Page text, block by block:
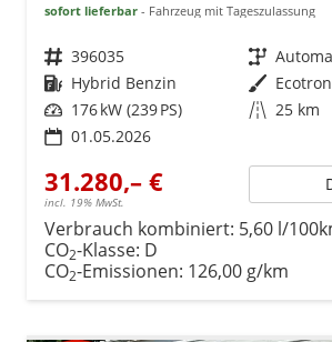
sofort lieferbar Fahrzeug mit Tageszulassung
Fahrzeugnr. 396035 Getriebe
Kraftstoff Hybrid Benzin Außenfarbe
Leistung 176 kW (239 PS) Kilometerstand 25 km
01.05.2026
31.280,– €
incl. 19% MwSt.
Verbrauch kombiniert: 5,60 l/
CO2-Klasse: D
CO2-Emissionen: 126,00 g/km